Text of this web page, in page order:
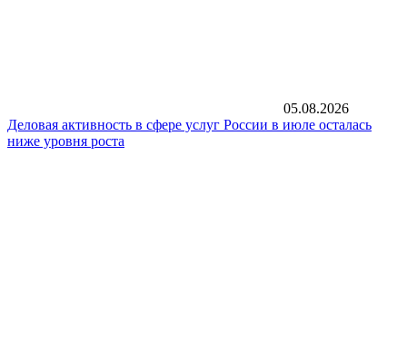
05.08.2026
Деловая активность в сфере услуг России в июле осталась
ниже уровня роста